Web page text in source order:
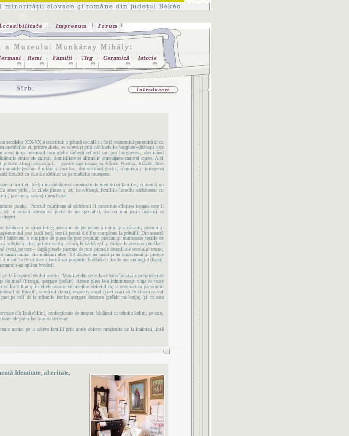
secolelor XIX-XX a constituit o pătură socială cu forţă economică puternică şi cu
membrilor ei, printre altele, se relevă şi prin căminele lor burghezo-ţărăneşti care
timp interiorul locuinţelor sărbeşti reflectă un gust burghezesc, dominând
etnice ale culturii domiciliare se afirmă în amenajarea camerei curate. Aici
sfinţii pravoslavi, – printre care icoane cu Sfîntul Nicolae, Sfântul Ioan
ţesături din lână şi bumbac, demonstrând gustul, sârguinţa şi priceperea
înrudiri cu cele ale sârbilor de pe malurile mureşene.
a familiei. Sârbii nu sărbătoresc onomasticile membrilor familiei, ci acordă un
acest prilej, în zilele ţinute şi azi în evidenţă, familiile înrudite sărbătoresc cu
precum şi oaspeţii neaşteptaţi.
paralel. Punctul culminant al sărbătorii îl constituie sfinţirea icoanei care îl
important adesea era pictat de un specialist, dar cei mai puţin înstăriţi se
bătănieni se găsea întreg arsenalul de prelucrare a inului şi a cânepii, precum şi
numitul rost (sadi bez), textilă ţesută din fire cumpărate la prăvălii. Din această
bătănieni o mulţime de piese de port popular, precum şi numeroase textile de
subţire şi fine, printre care şi cămăşile bărbăteşti şi mânecile acestora (muške i
(vez), pe care – după piesele păstrate de prin primele decenii ale secolului trecut,
numai din mătăsuri albe. Tot dânsele au cusut şi au ornamentat şi piesele
catifea de culoare albastră sau purpurie, brodată cu fire de aur sau argint (kapa).
s-au aplicat broderii.
pe la începutul evului mediu. Mobilierului de culoare brun-închisă a proprietarilor
de masă (firanga), ştergare (peškir). Aceste piese le-a înfrumuseţat viaţa de toate
lor. Chiar şi în zilele noastre se menţine obiceiul ca, la onomastica patronului
de funcţii”, cumătrul (kum), respectiv naşul (stari svat) să fie cinstit cu val
pe caii de la trăsurile festive ştergare decorate (peškir na konje), şi cu asta
dîn lână (ćilim), confecţionate de meşteri bănăţeni cu tehnica kelim, pe care,
ale paturilor frumos decorate.
numai pe la câteva familii prin unele obiecte moştenite de la înaintaşi, însă
Identitate, alteritate,